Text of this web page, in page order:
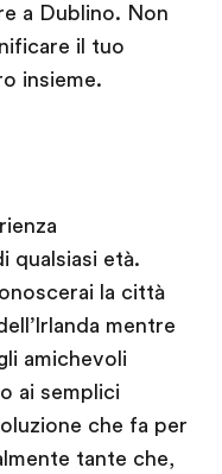
a Dublino. Non
il tuo
insieme.
qualsiasi età.
la città
mentre
amichevoli
ai semplici
che fa per
tante che,